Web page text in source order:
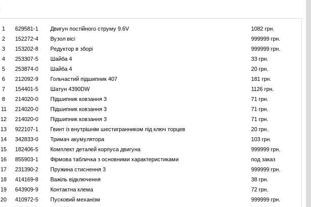
1 629581-1 Двигун постійного струму 9.6V
1082 грн.
2
152272-4 Вузол вісі
999999 грн.
3
153202-8 Редуктор в зборі
999999 грн.
4
253307-5 Шайба 4
33 грн.
5
253874-0 Шайба 4
20 грн.
6
212092-9 Гольчастий підшипник 407
181 грн.
7
154401-5 Шатун 4390DW
1126 грн.
8
214020-0 Підшипник ковзання 3
71 грн.
11
214020-0 Підшипник ковзання 3
71 грн.
12
214020-0 Підшипник ковзання 3
71 грн.
13
922107-1 Гвинт із внутрішнім шестигранником під ключ торцев
20 грн.
14
342833-0 Тримач акумулятора
103 грн.
15
182406-5 Комплект деталей корпуса двигуна
999999 грн.
16
855903-1 Фiрмова табличка з основними характеристиками
под заказ
17
231390-2 Пружина стиснення 3
999999 грн.
18
414169-8 Важіль відключення
38 грн.
19
643909-9 Контактна клема
72 грн.
20
410972-5 Пусковий механізм
999999 грн.